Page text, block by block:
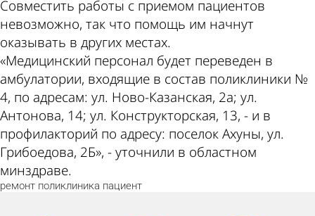
Совместить работы с приемом пациентов
невозможно, так что помощь им начнут
оказывать в других местах.
«Медицинский персонал будет переведен в
амбулатории, входящие в состав поликлиники №
4, по адресам: ул. Ново-Казанская, 2а; ул.
Антонова, 14; ул. Конструкторская, 13, - и в
профилакторий по адресу: поселок Ахуны, ул.
Грибоедова, 2Б», - уточнили в областном
минздраве.
ремонт поликлиника пациент